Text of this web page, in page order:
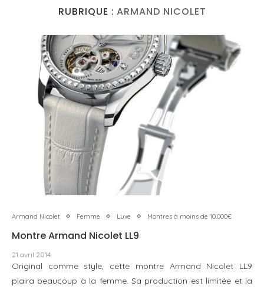
RUBRIQUE : ARMAND NICOLET
Armand Nicolet Femme Luxe Montres à moins de 10.000€
Montre Armand Nicolet LL9
21 avril 2014
Original comme style, cette montre Armand Nicolet LL9
plaira beaucoup à la femme. Sa production est limitée et la